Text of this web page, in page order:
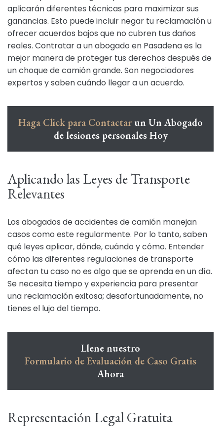
aplicarán diferentes técnicas para maximizar sus
ganancias. Esto puede incluir negar tu reclamación u
ofrecer acuerdos bajos que no cubren tus daños
reales. Contratar a un abogado en Pasadena es la
mejor manera de proteger tus derechos después de
un choque de camión grande. Son negociadores
expertos y saben cuándo llegar a un acuerdo.
Haga Click para Contactar un Un Abogado
de lesiones personales Hoy
Aplicando las Leyes de Transporte
Relevantes
Los abogados de accidentes de camión manejan
casos como este regularmente. Por lo tanto, saben
qué leyes aplicar, dónde, cuándo y cómo. Entender
cómo las diferentes regulaciones de transporte
afectan tu caso no es algo que se aprenda en un día.
Se necesita tiempo y experiencia para presentar
una reclamación exitosa; desafortunadamente, no
tienes el lujo del tiempo.
Llene nuestro
Formulario de Evaluación de Caso Gratis
Ahora
Representación Legal Gratuita